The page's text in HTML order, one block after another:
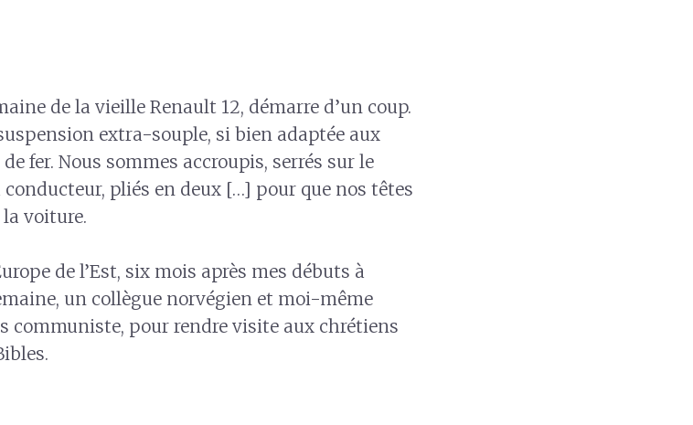
de la vieille Renault 12, démarre d’un coup.
extra-souple, si bien adaptée aux
fer. Nous sommes accroupis, serrés sur le
conducteur, pliés en deux […] pour que nos têtes
voiture.
de l’Est, six mois après mes débuts à
un collègue norvégien et moi-même
communiste, pour rendre visite aux chrétiens